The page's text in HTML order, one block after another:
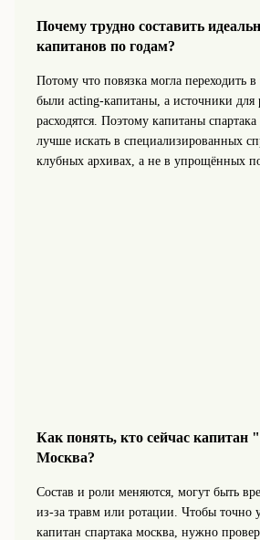
Почему трудно составить
капитанов по годам?
Потому что повязка могла переходить в
были acting-капитаны, а источники для
расходятся. Поэтому капитаны
лучше искать в специализированных
клубных архивах, а не в упрощённых
Как понять, кто сейчас капитан
Москва?
Состав и роли меняются, могут быть
из-за травм или ротации. Чтобы точно
капитан спартака москва, нужно